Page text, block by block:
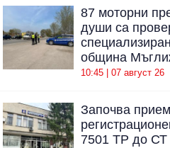
87 моторни
души са
община
10:45 | 07 август 26
Започва
7501 ТР до СТ